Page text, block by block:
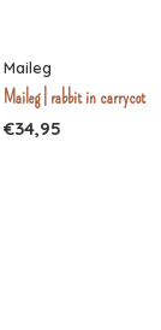
Maileg
Maileg | rabbit in carrycot
€34,95